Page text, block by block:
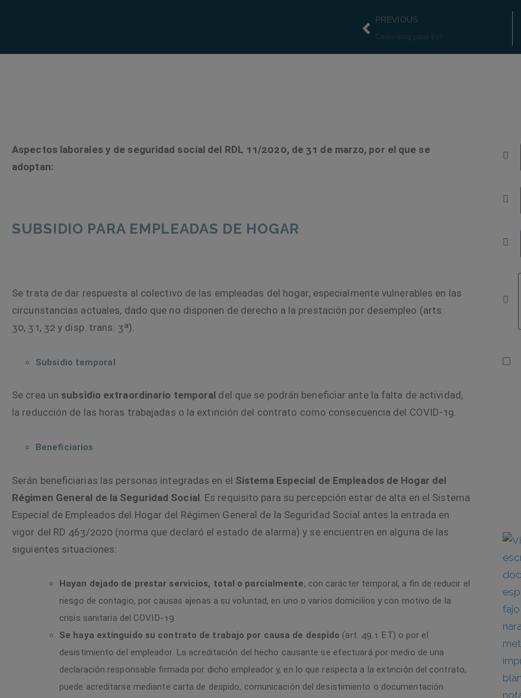
PREVIOUS
Coworking ¿que és?
Aspectos laborales y de seguridad social del RDL 11/2020, de 31 de marzo, por el que se
adoptan:
SUBSIDIO PARA EMPLEADAS DE HOGAR
Se trata de dar respuesta al colectivo de las empleadas del hogar, especialmente vulnerables en las
circunstancias actuales, dado que no disponen de derecho a la prestación por desempleo (arts.
30, 31, 32 y disp. trans. 3ª).
Subsidio temporal
Se crea un subsidio extraordinario temporal del que se podrán beneficiar ante la falta de actividad,
la reducción de las horas trabajadas o la extinción del contrato como consecuencia del COVID-19.
Beneficiarios
Serán beneficiarias las personas integradas en el Sistema Especial de Empleados de Hogar del
Régimen General de la Seguridad Social. Es requisito para su percepción estar de alta en el Sistema
Especial de Empleados del Hogar del Régimen General de la Seguridad Social antes la entrada en
vigor del RD 463/2020 (norma que declaró el estado de alarma) y se encuentren en alguna de las
siguientes situaciones:
Hayan dejado de prestar servicios, total o parcialmente, con carácter temporal, a fin de reducir el
riesgo de contagio, por causas ajenas a su voluntad, en uno o varios domicilios y con motivo de la
crisis sanitaria del COVID-19.
Se haya extinguido su contrato de trabajo por causa de despido (art. 49.1 ET) o por el
desistimiento del empleador. La acreditación del hecho causante se efectuará por medio de una
declaración responsable firmada por dicho empleador y, en lo que respecta a la extinción del contrato,
puede acreditarse mediante carta de despido, comunicación del desistimiento o documentación